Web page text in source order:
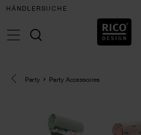
HÄNDLERSUCHE
Eine Kategorie zurück navigieren
Party Party Accessoires